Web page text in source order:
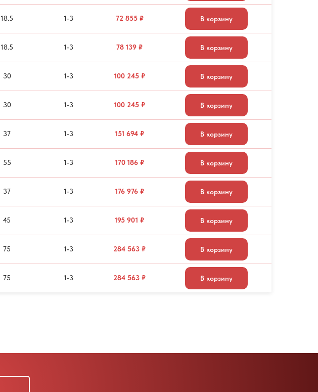
18.5 1-3 72 855 ₽ В корзину
18.5 1-3 78 139 ₽ В корзину
30 1-3 100 245 ₽ В корзину
30 1-3 100 245 ₽ В корзину
37 1-3 151 694 ₽ В корзину
55 1-3 170 186 ₽ В корзину
37 1-3 176 976 ₽ В корзину
45 1-3 195 901 ₽ В корзину
75 1-3 284 563 ₽ В корзину
75 1-3 284 563 ₽ В корзину